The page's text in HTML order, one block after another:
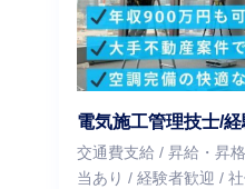
電気施工管理技士/
交通費支給 / 昇給・昇
当あり / 経験者歓迎 /